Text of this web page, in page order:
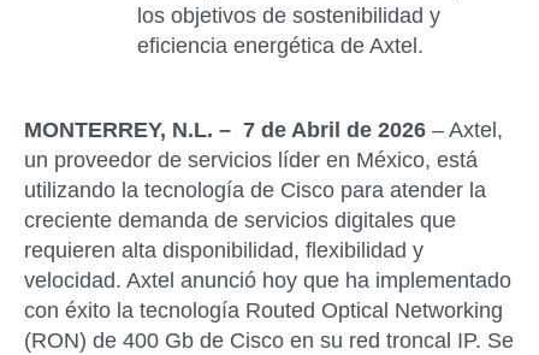
los objetivos de sostenibilidad y
eficiencia energética de Axtel.
MONTERREY, N.L. – 7 de Abril de 2026 – Axtel,
un proveedor de servicios líder en México, está
utilizando la tecnología de Cisco para atender la
creciente demanda de servicios digitales que
requieren alta disponibilidad, flexibilidad y
velocidad. Axtel anunció hoy que ha implementado
con éxito la tecnología Routed Optical Networking
(RON) de 400 Gb de Cisco en su red troncal IP. Se